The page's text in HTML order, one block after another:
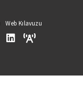
Web Kılavuzu